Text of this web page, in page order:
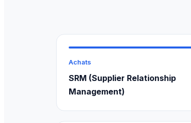
Achats
SRM (Supplier Relationship
Management)